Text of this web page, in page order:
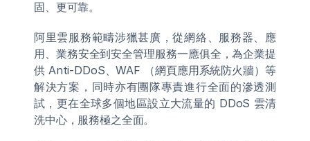
固、更可靠。
阿里雲服務範疇涉獵甚廣，從網絡、服務器、應
用、業務安全到安全管理服務一應俱全，為企業提
供 Anti-DDoS、WAF （網頁應用系統防火牆）等
解決方案，同時亦有團隊專責進行全面的滲透測
試，更在全球多個地區設立大流量的 DDoS 雲清
洗中心，服務極之全面。